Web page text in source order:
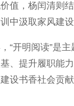
值，杨闰清则
中汲取家风建设
明阅读”是主
、提升履职能
设书香社会贡献